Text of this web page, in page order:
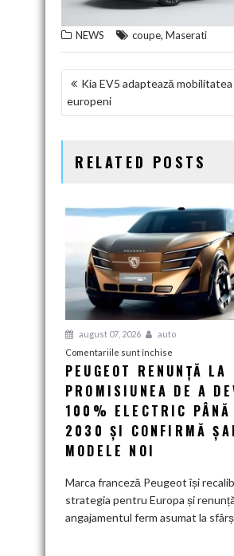
NEWS coupe, Maserati
NAVIGARE
ÎN
Kia EV5 adaptează
europeni
RELATED POSTS
august 07, 2026
auto
Comentariile sunt închise
Peugeot
renunță
la
promisiunea
de
electric
PEUGEOT RENUNȚĂ LA
PROMISIUNEA DE A
100% ELECTRIC PÂNĂ
2030 ȘI CONFIRMĂ
MODELE NOI
Marca franceză Peugeot își
strategia pentru Europa și
angajamentul ferm asumat la